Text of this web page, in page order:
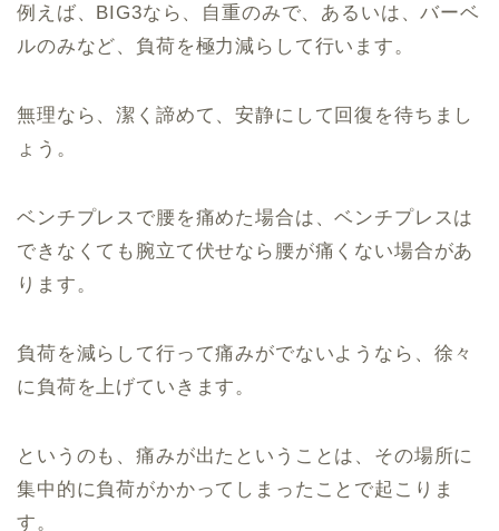
例えば、BIG3なら、自重のみで、あるいは、バーベ
ルのみなど、負荷を極力減らして行います。
無理なら、潔く諦めて、安静にして回復を待ちまし
ょう。
ベンチプレスで腰を痛めた場合は、ベンチプレスは
できなくても腕立て伏せなら腰が痛くない場合があ
ります。
負荷を減らして行って痛みがでないようなら、徐々
に負荷を上げていきます。
というのも、痛みが出たということは、その場所に
集中的に負荷がかかってしまったことで起こりま
す。